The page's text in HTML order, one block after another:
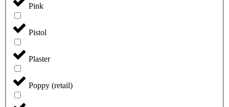
Pink
Pistol
Plaster
Poppy (retail)